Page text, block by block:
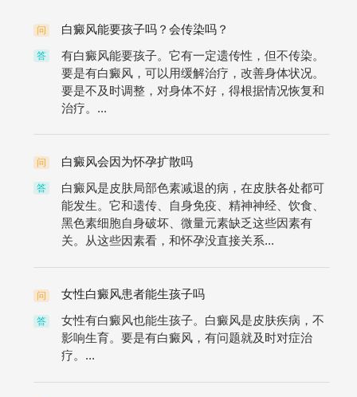
问 白癜风能要孩子吗？会传染吗？
答
有白癜风能要孩子。它有一定遗传性，但不传染。
要是有白癜风，可以用缓解治疗，改善身体状况。
要是不及时调整，对身体不好，得根据情况恢复和
治疗。...
问 白癜风会因为怀孕扩散吗
答
白癜风是皮肤局部色素减退的病，在皮肤各处都可
能发生。它和遗传、自身免疫、精神神经、饮食、
黑色素细胞自身破坏、微量元素缺乏这些因素有
关。从这些因素看，和怀孕没直接关系...
问 女性白癜风患者能生孩子吗
答
女性有白癜风也能生孩子。白癜风是皮肤疾病，不
影响生育。要是有白癜风，有问题就及时对症治
疗。...